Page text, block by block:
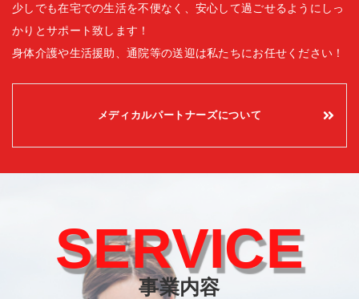
少しでも在宅での生活を不便なく、安心して過ごせるようにしっ
かりとサポート致します！
身体介護や生活援助、通院等の送迎は私たちにお任せください！
メディカルパートナーズについて
事業内容
SERVICE